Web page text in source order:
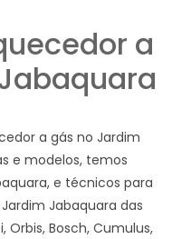
a
a gás no Jardim
e modelos, temos
e técnicos para
Jabaquara das
Orbis, Bosch, Cumulus,